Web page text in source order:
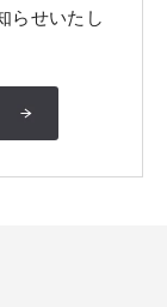
らせいたし